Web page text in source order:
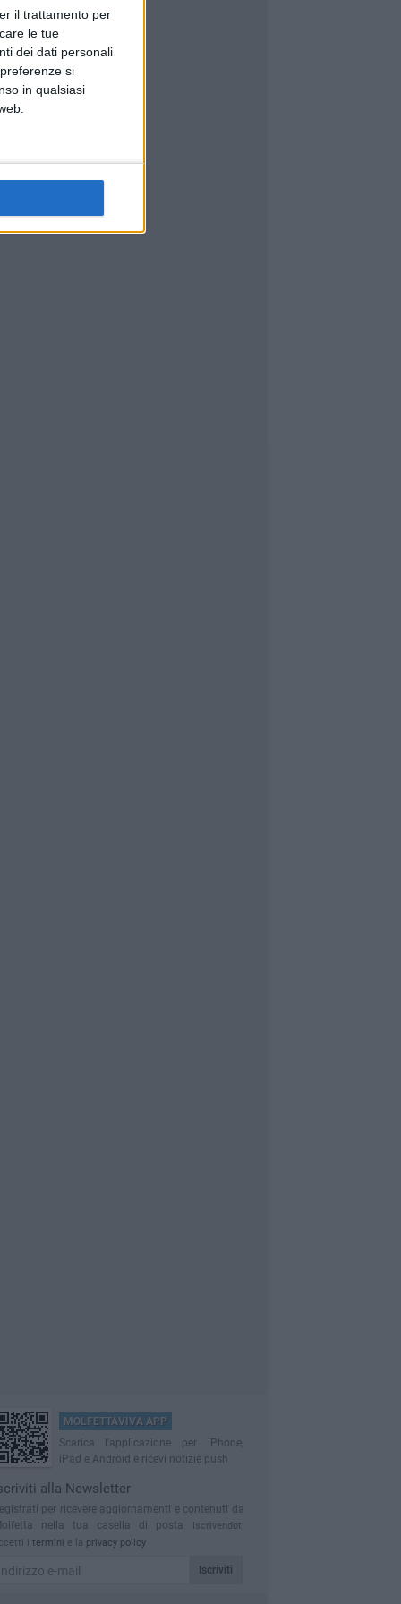
il trattamento per
le tue
dei dati personali
si
in qualsiasi
MOLFETTAVIVA APP
Scarica l'applicazione per iPhone,
iPad e Android e ricevi notizie push
alla Newsletter
per ricevere aggiornamenti e contenuti da
nella tua casella di posta
Iscrivendoti
i termini e la privacy policy
Iscriviti